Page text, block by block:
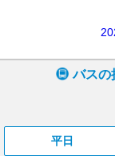
バスの
平日